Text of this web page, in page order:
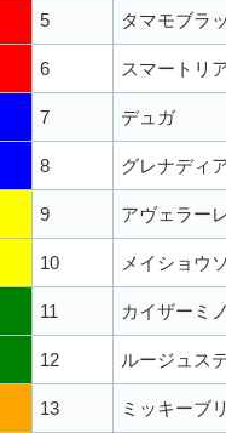
5 タマモブラ
6 スマートリ
7 デュガ
8 グレナディ
9 アヴェラーレ
10 メイショウ
11 カイザーミ
12 ルージュス
13 ミッキーブ